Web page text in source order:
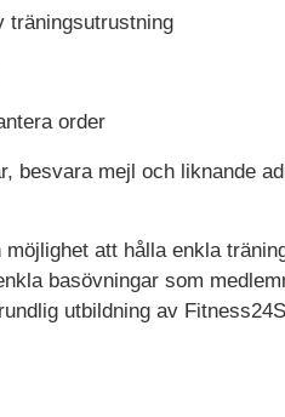
träningsutrustning
order
besvara mejl och liknande
att hålla enkla
basövningar som
utbildning av